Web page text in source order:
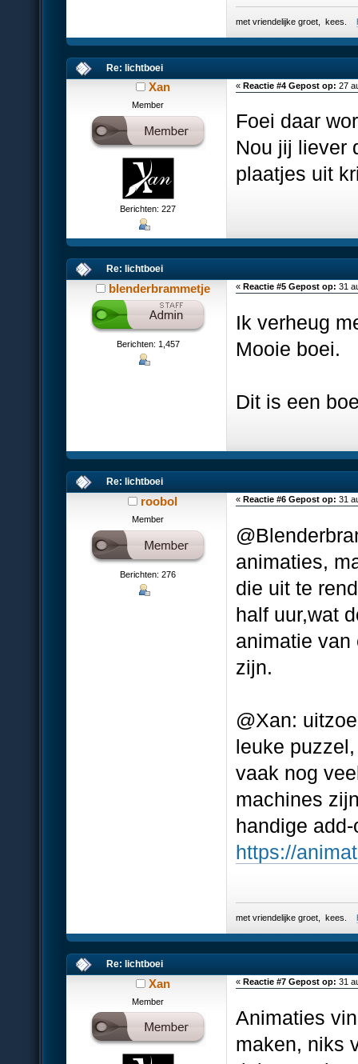
met vriendelijke groet, kees.
Re: lichtboei
Xan
Member
Berichten: 227
«Reactie #4 Gepost op: 27
Foei daar
Nou jij liever
plaatjes uit
Re: lichtboei
blenderbrammetje
Berichten: 1,457
« Reactie #5 Gepost op: 31
Ik verheug
Mooie boei.
Dit is een
Re: lichtboei
roobol
Member
Berichten: 276
« Reactie #6 Gepost op: 31
animaties,
die uit te
half uur,wat
animatie van
zijn.
@Xan:
leuke
vaak nog
machines
handige
https://
met vriendelijke groet, kees.
Re: lichtboei
Xan
Member
«Reactie #7 Gepost op: 31
Animaties
maken, niks